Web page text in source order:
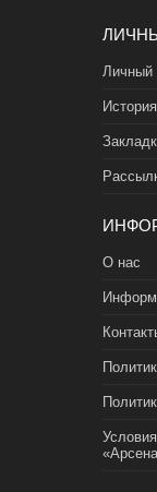
Личный
О нас